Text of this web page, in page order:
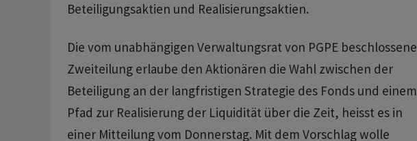
Beteiligungsaktien und Realisierungsaktien.
Die vom unabhängigen Verwaltungsrat von PGPE beschlossene
Zweiteilung erlaube den Aktionären die Wahl zwischen der
Beteiligung an der langfristigen Strategie des Fonds und einem
Pfad zur Realisierung der Liquidität über die Zeit, heisst es in
einer Mitteilung vom Donnerstag. Mit dem Vorschlag wolle